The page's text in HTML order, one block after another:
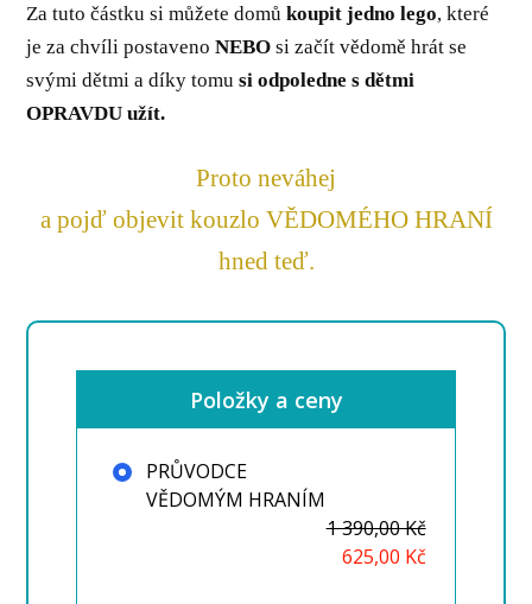
Za tuto částku si můžete domůkoupit jedno lego, které
je za chvíli postavenoNEBO si začít vědomě hrát se
svými dětmi a díky tomu si odpoledne s dětmi
OPRAVDU užít.
Proto neváhej
a pojď objevit kouzlo VĚDOMÉHO HRANÍ
hned teď.
Položky a ceny
PRŮVODCE
VĚDOMÝM HRANÍM
1 390,00 Kč
625,00 Kč